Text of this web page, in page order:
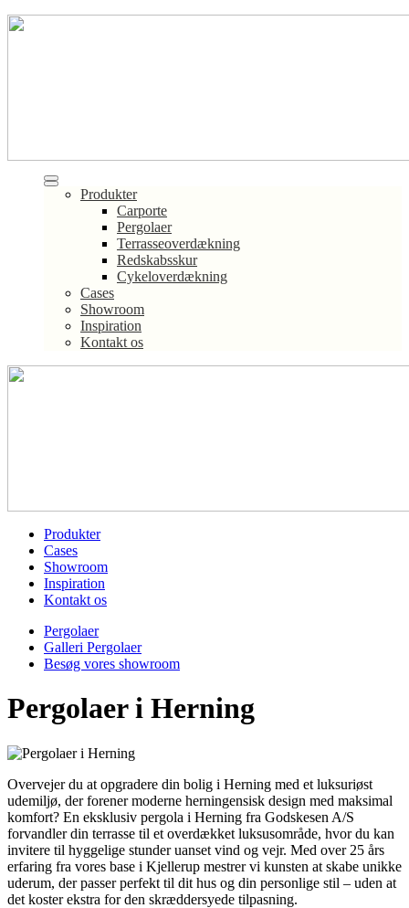
Produkter
Carporte
Pergolaer
Terrasseoverdækning
Redskabsskur
Cykeloverdækning
Cases
Showroom
Inspiration
Kontakt os
Produkter
Cases
Showroom
Inspiration
Kontakt os
Pergolaer
Galleri Pergolaer
Besøg vores showroom
Pergolaer i Herning
Overvejer du at opgradere din bolig i Herning med et luksuriøst
udemiljø, der forener moderne herningensisk design med maksimal
komfort? En eksklusiv pergola i Herning fra Godskesen A/S
forvandler din terrasse til et overdækket luksusområde, hvor du kan
invitere til hyggelige stunder uanset vind og vejr. Med over 25 års
erfaring fra vores base i Kjellerup mestrer vi kunsten at skabe unikke
uderum, der passer perfekt til dit hus og din personlige stil – uden at
det koster ekstra for den skræddersyede tilpasning.